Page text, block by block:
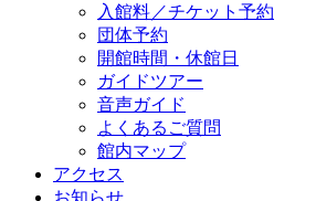
入館料／チケット予約
団体予約
開館時間・休館日
ガイドツアー
音声ガイド
よくあるご質問
館内マップ
アクセス